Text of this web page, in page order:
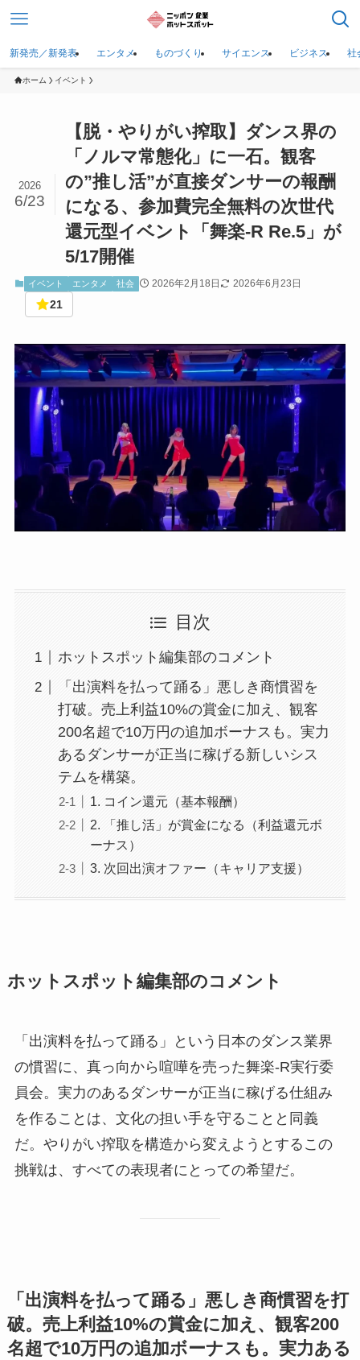
新発売／新発表 エンタメ ものづくり サイエンス ビジネス 社
ホーム イベント
【脱・やりがい搾取】ダンス界の
「ノルマ常態化」に一石。観客
の”推し活”が直接ダンサーの報酬
になる、参加費完全無料の次世代
還元型イベント「舞楽-R Re.5」が
5/17開催
2026
6/23
イベント エンタメ 社会 2026年2月18日 2026年6月23日
21
目次
ホットスポット編集部のコメント
「出演料を払って踊る」悪しき商慣習を
打破。売上利益10%の賞金に加え、観客
200名超で10万円の追加ボーナスも。実力
あるダンサーが正当に稼げる新しいシス
テムを構築。
1. コイン還元（基本報酬）
2. 「推し活」が賞金になる（利益還元ボ
ーナス）
3. 次回出演オファー（キャリア支援）
ホットスポット編集部のコメント
「出演料を払って踊る」という日本のダンス業界
の慣習に、真っ向から喧嘩を売った舞楽-R実行委
員会。実力のあるダンサーが正当に稼げる仕組み
を作ることは、文化の担い手を守ることと同義
だ。やりがい搾取を構造から変えようとするこの
挑戦は、すべての表現者にとっての希望だ。
「出演料を払って踊る」悪しき商慣習を打
破。売上利益10%の賞金に加え、観客200
名超で10万円の追加ボーナスも。実力ある